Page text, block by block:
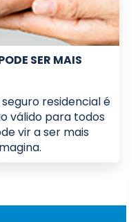
SER MAIS
residencial é
válido para todos
vir a ser mais